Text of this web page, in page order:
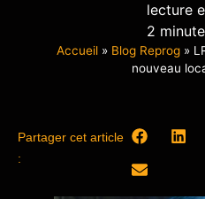
lecture
2
Accueil » Blog Reprog »
nouveau
Partager cet article
: